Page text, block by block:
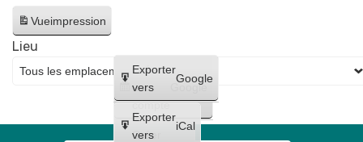
Vueimpression
Créer
un
compte
Google
Créer
Exporter
vers
Google
Exporter
vers
iCal
Lieu